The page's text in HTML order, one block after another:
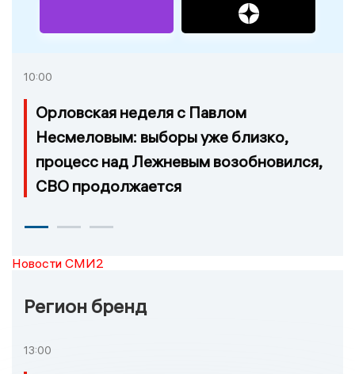
10:00
Орловская неделя с Павлом
Несмеловым: выборы уже близко,
процесс над Лежневым возобновился,
СВО продолжается
Новости СМИ2
Регион бренд
13:00